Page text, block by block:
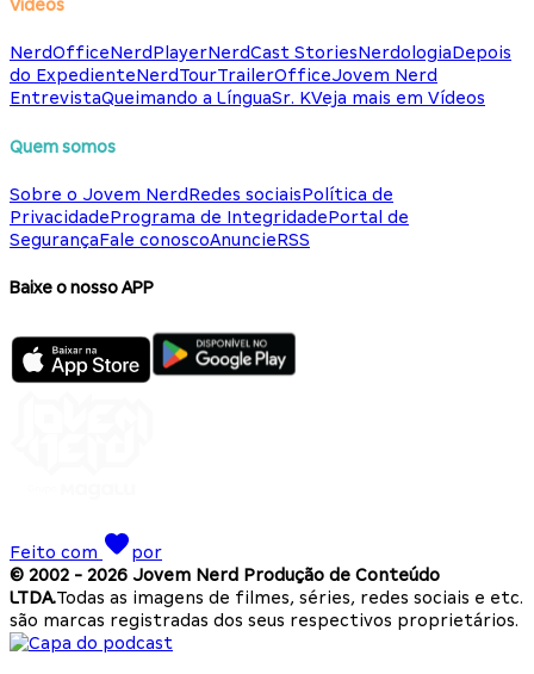
Vídeos
NerdOfficeNerdPlayerNerdCast StoriesNerdologiaDepois
do ExpedienteNerdTourTrailerOfficeJovem Nerd
EntrevistaQueimando a LínguaSr. KVeja mais em Vídeos
Quem somos
Sobre o Jovem NerdRedes sociaisPolítica de
PrivacidadePrograma de IntegridadePortal de
SegurançaFale conoscoAnuncieRSS
Baixe o nosso APP
Feito com
por
© 2002 - 2026 Jovem Nerd Produção de Conteúdo
LTDA.Todas as imagens de filmes, séries, redes sociais e etc.
são marcas registradas dos seus respectivos proprietários.